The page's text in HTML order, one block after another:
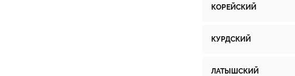
КОРЕЙСКИЙ
КУРДСКИЙ
ЛАТЫШСКИЙ